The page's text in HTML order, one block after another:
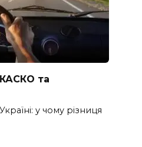
та
у чому різниця